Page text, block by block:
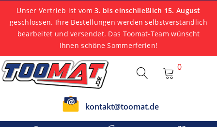
Unser Vertrieb ist vom3. bis einschließlich 15. August
geschlossen. Ihre Bestellungen werden selbstverständlich
bearbeitet und versendet. Das Toomat-Team wünscht
Ihnen schöne Sommerferien!
kontakt@toomat.de
0